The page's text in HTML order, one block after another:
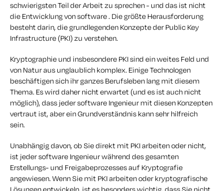
schwierigsten Teil der Arbeit zu sprechen - und das ist nicht
die Entwicklung von software . Die größte Herausforderung
besteht darin, die grundlegenden Konzepte der Public Key
Infrastructure (PKI) zu verstehen.
Kryptographie und insbesondere PKI sind ein weites Feld und
von Natur aus unglaublich komplex. Einige Technologen
beschäftigen sich ihr ganzes Berufsleben lang mit diesem
Thema. Es wird daher nicht erwartet (und es ist auch nicht
möglich), dass jeder software Ingenieur mit diesen Konzepten
vertraut ist, aber ein Grundverständnis kann sehr hilfreich
sein.
Unabhängig davon, ob Sie direkt mit PKI arbeiten oder nicht,
ist jeder software Ingenieur während des gesamten
Erstellungs- und Freigabeprozesses auf Kryptografie
angewiesen. Wenn Sie mit PKI arbeiten oder kryptografische